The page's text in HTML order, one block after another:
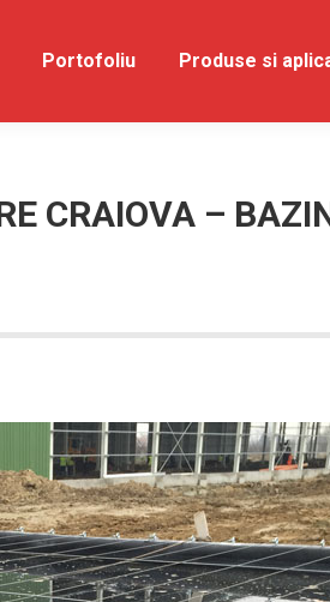
Portofoliu Produse si
CRAIOVA –
Noi Portofoliu